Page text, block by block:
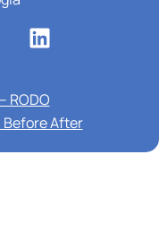
RODO
Before After